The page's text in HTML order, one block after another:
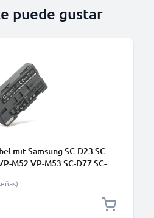
puede gustar
mit Samsung SC-D23 SC-
M52 VP-M53 SC-D77 SC-
VM-A400 Kompatibel mit
mit Samsung VM-C300
-L320 -L480